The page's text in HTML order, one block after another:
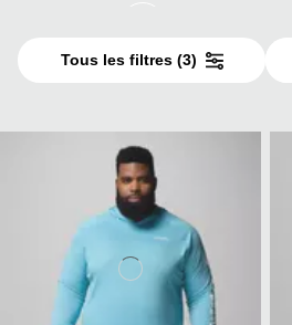
Tous les filtres(3)